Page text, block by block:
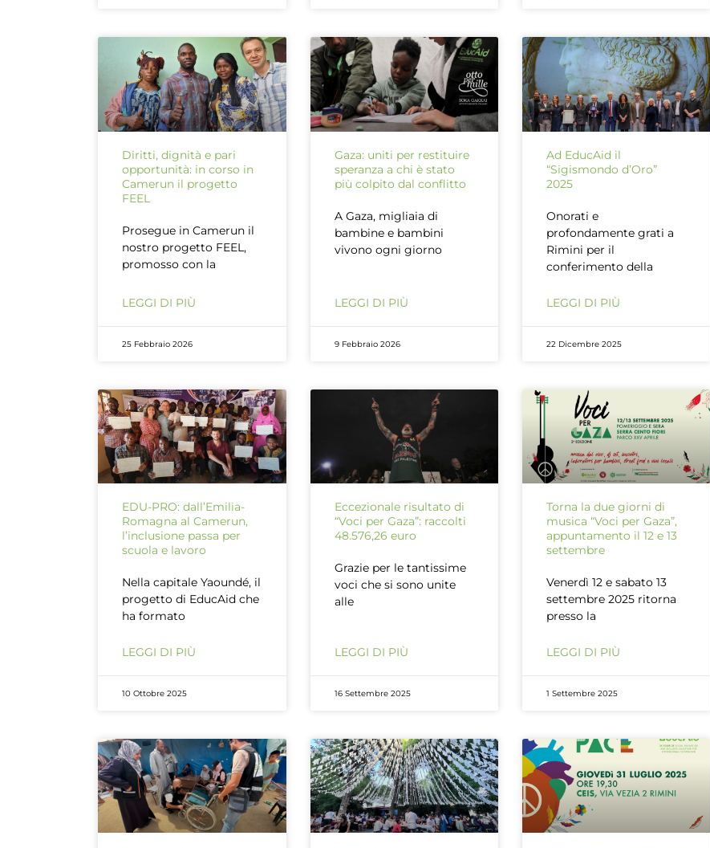
Diritti, dignità e pari
opportunità: in corso in
Camerun il progetto
FEEL
Prosegue in Camerun il
nostro progetto FEEL,
promosso con la
LEGGI DI PIÙ
25 Febbraio 2026
Gaza: uniti per restituire
speranza a chi è stato
più colpito dal conflitto
A Gaza, migliaia di
bambine e bambini
vivono ogni giorno
LEGGI DI PIÙ
9 Febbraio 2026
Ad EducAid il
“Sigismondo d’Oro”
2025
Onorati e
profondamente grati a
Rimini per il
conferimento della
LEGGI DI PIÙ
22 Dicembre 2025
EDU-PRO: dall’Emilia-
Romagna al Camerun,
l’inclusione passa per
scuola e lavoro
Nella capitale Yaoundé, il
progetto di EducAid che
ha formato
LEGGI DI PIÙ
10 Ottobre 2025
Eccezionale risultato di
“Voci per Gaza”: raccolti
48.576,26 euro
Grazie per le tantissime
voci che si sono unite
alle
LEGGI DI PIÙ
16 Settembre 2025
Torna la due giorni di
musica “Voci per Gaza”,
appuntamento il 12 e 13
settembre
Venerdì 12 e sabato 13
settembre 2025 ritorna
presso la
LEGGI DI PIÙ
1 Settembre 2025